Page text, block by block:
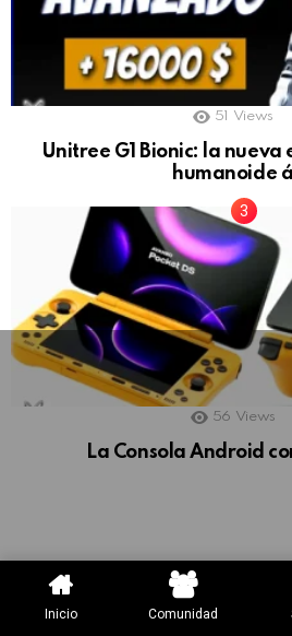
51 Views
Unitree G1 Bionic: la
humanoide
56 Views
La Consola Android
Inicio Comunidad